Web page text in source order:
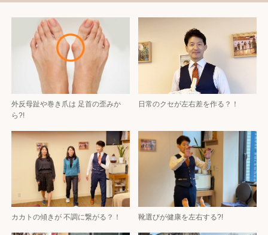
外反母趾や巻き爪は 足首の歪みか
ら?!
日常のクセが左右差を作る？！
カカトの傾きが 不調に繋がる？！ 靴選びが健康を左右する?!